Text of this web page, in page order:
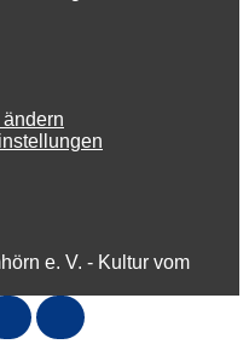
e. V. - Kultur vom